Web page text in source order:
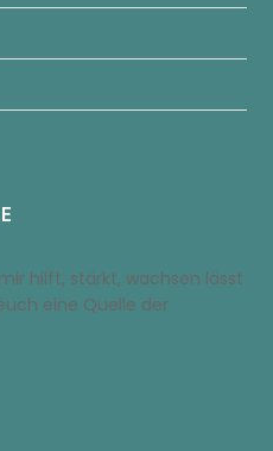
hilft, stärkt, wachsen lässt
eine Quelle der